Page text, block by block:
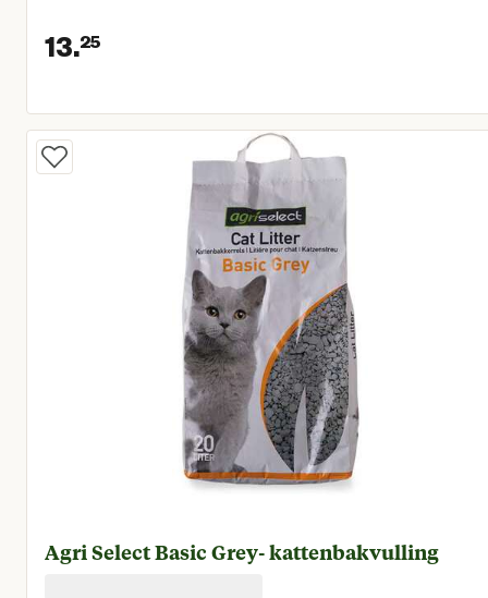
13.25
Huidige prijs € 13,25
Agri Select Basic Grey- kattenbakvulling